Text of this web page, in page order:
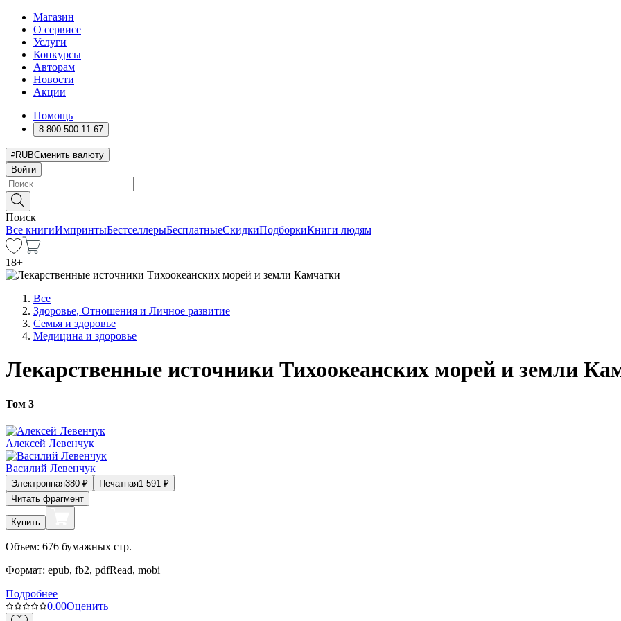
Магазин
О сервисе
Услуги
Конкурсы
Авторам
Новости
Акции
Помощь
8 800 500 11 67
RUBСменить валюту
Войти
Поиск
Все книгиИмпринтыБестселлерыБесплатныеСкидкиПодборкиКниги людям
18+
Все
Здоровье, Отношения и Личное развитие
Семья и здоровье
Медицина и здоровье
Лекарственные источники Тихоокеанских морей и земли
Том 3
Алексей Левенчук
Василий Левенчук
Электронная380 ₽ Печатная1 591 ₽
Читать фрагмент
Купить
Объем: 676 бумажных стр.
Формат: epub, fb2, pdfRead, mobi
Подробнее
0.00Оценить